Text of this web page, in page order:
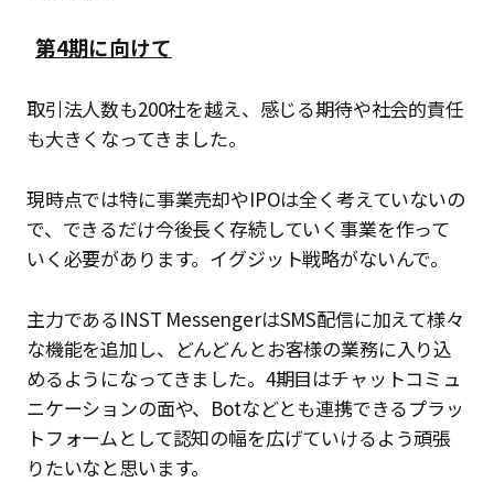
第4期に向けて
取引法人数も200社を越え、感じる期待や社会的責任
も大きくなってきました。
現時点では特に事業売却やIPOは全く考えていないの
で、できるだけ今後長く存続していく事業を作って
いく必要があります。イグジット戦略がないんで。
主力であるINST MessengerはSMS配信に加えて様々
な機能を追加し、どんどんとお客様の業務に入り込
めるようになってきました。4期目はチャットコミュ
ニケーションの面や、Botなどとも連携できるプラッ
トフォームとして認知の幅を広げていけるよう頑張
りたいなと思います。